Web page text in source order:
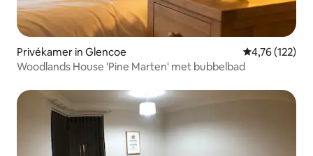
Privékamer in Glencoe Gemiddelde
4,76 (122)
Woodlands House 'Pine Marten' met bubbelbad